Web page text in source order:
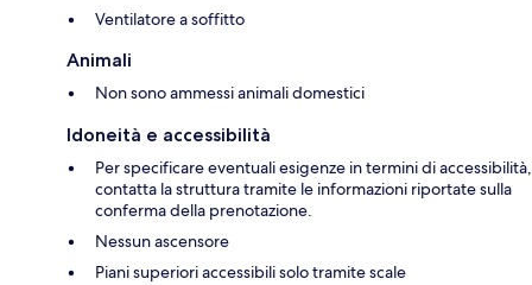
Ventilatore a soffitto
Animali
Non sono ammessi animali domestici
Idoneità e accessibilità
Per specificare eventuali esigenze in termini di accessibilità,
contatta la struttura tramite le informazioni riportate sulla
conferma della prenotazione.
Nessun ascensore
Piani superiori accessibili solo tramite scale